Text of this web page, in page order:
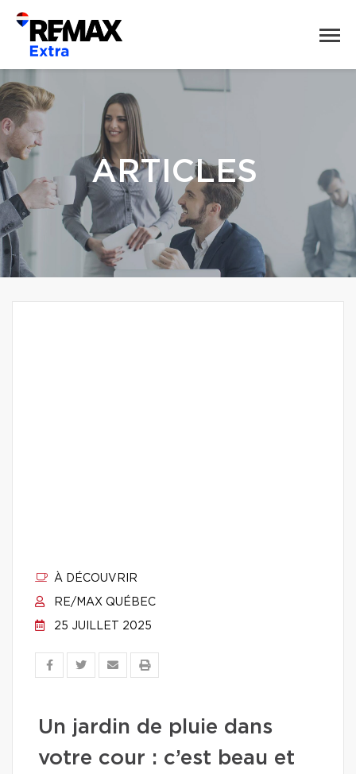
ARTICLES
À DÉCOUVRIR
RE/MAX QUÉBEC
25 JUILLET 2025
Un jardin de pluie dans
votre cour : c’est beau et